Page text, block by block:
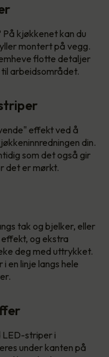
kjøkkenet kan du
montert på vegg.
flotte detaljer
arbeidsområdet.
effekt ved å
din.
som det også gir
det er mørkt.
tak og bjelker, eller
og ekstra
deg med uttrykket.
en linje langs hele
LED-striper i
under kanten på